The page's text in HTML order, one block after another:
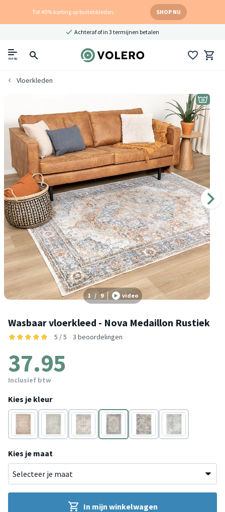
Tot 40% korting op buitenkleden SHOP NU
Achteraf of in 3 termijnen betalen
menu
Vloerkleden
1 / 9 video
Wasbaar vloerkleed - Nova Medaillon Rustiek
5 / 5 3 beoordelingen
37.95
Inclusief btw
Kies je kleur
Oranje Groen Grijs MulticolorMulticolorGroen
Kies je maat
In mijn winkelwagen